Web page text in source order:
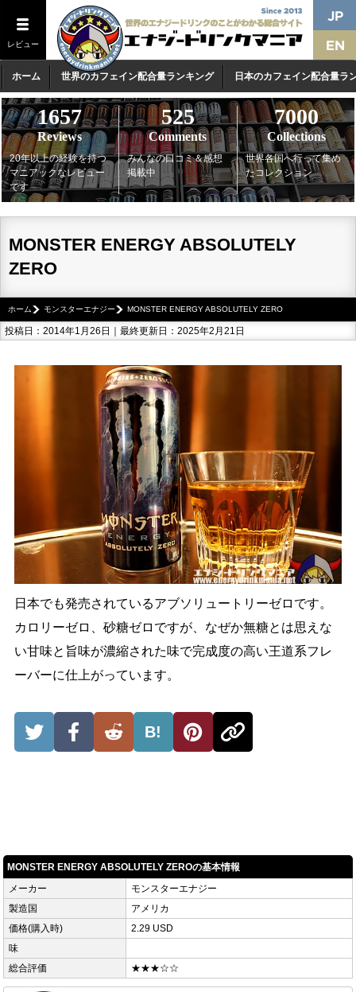
レビュー
ホーム 世界のカフェイン配合量ランキング 日本のカフェイン配合量ラ
1657
Reviews
20年以上の経験を持つ
マニアックなレビュー
です
525
Comments
みんなの口コミ＆感想
掲載中
7000
Collections
世界各国へ行って集め
たコレクション
MONSTER ENERGY ABSOLUTELY
ZERO
ホーム モンスターエナジー MONSTER ENERGY ABSOLUTELY ZERO
投稿日：2014年1月26日｜最終更新日：2025年2月21日
日本でも発売されているアブソリュートリーゼロです。
カロリーゼロ、砂糖ゼロですが、なぜか無糖とは思えな
い甘味と旨味が濃縮された味で完成度の高い王道系フレ
ーバーに仕上がっています。
B!
MONSTER ENERGY ABSOLUTELY ZEROの基本情報
メーカー
モンスターエナジー
製造国
アメリカ
価格(購入時)
2.29 USD
味
総合評価
★★★☆☆